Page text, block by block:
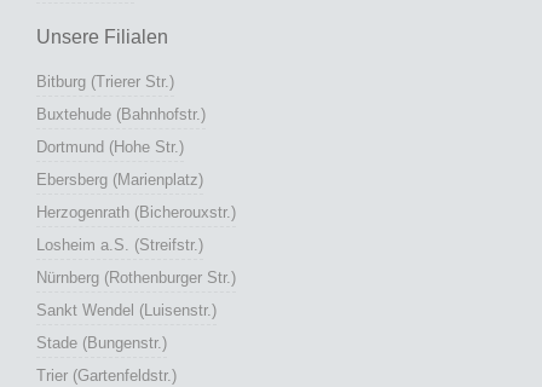
Unsere Filialen
Bitburg (Trierer Str.)
Buxtehude (Bahnhofstr.)
Dortmund (Hohe Str.)
Ebersberg (Marienplatz)
Herzogenrath (Bicherouxstr.)
Losheim a.S. (Streifstr.)
Nürnberg (Rothenburger Str.)
Sankt Wendel (Luisenstr.)
Stade (Bungenstr.)
Trier (Gartenfeldstr.)